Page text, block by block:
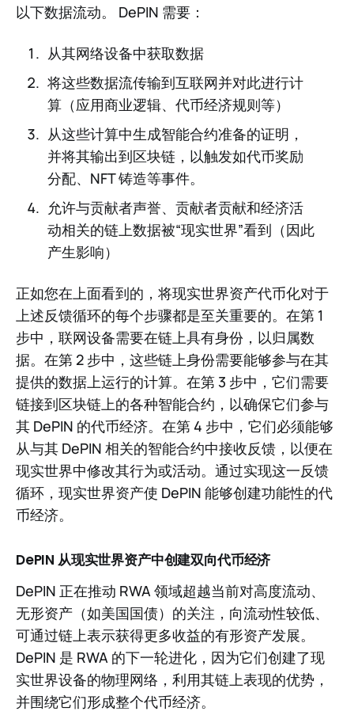
以下数据流动。 DePIN 需要：
从其网络设备中获取数据
将这些数据流传输到互联网并对此进行计
算（应用商业逻辑、代币经济规则等）
从这些计算中生成智能合约准备的证明，
并将其输出到区块链，以触发如代币奖励
分配、NFT 铸造等事件。
允许与贡献者声誉、贡献者贡献和经济活
动相关的链上数据被“现实世界”看到（因此
产生影响）
正如您在上面看到的，将现实世界资产代币化对于
上述反馈循环的每个步骤都是至关重要的。在第 1
步中，联网设备需要在链上具有身份，以归属数
据。在第 2 步中，这些链上身份需要能够参与在其
提供的数据上运行的计算。在第 3 步中，它们需要
链接到区块链上的各种智能合约，以确保它们参与
其 DePIN 的代币经济。在第 4 步中，它们必须能够
从与其 DePIN 相关的智能合约中接收反馈，以便在
现实世界中修改其行为或活动。通过实现这一反馈
循环，现实世界资产使 DePIN 能够创建功能性的代
币经济。
DePIN 从现实世界资产中创建双向代币经济
DePIN 正在推动 RWA 领域超越当前对高度流动、
无形资产（如美国国债）的关注，向流动性较低、
可通过链上表示获得更多收益的有形资产发展。
DePIN 是 RWA 的下一轮进化，因为它们创建了现
实世界设备的物理网络，利用其链上表现的优势，
并围绕它们形成整个代币经济。